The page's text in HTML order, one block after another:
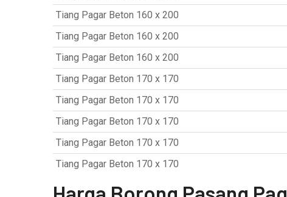
Tiang Pagar Beton 160 x 200
Tiang Pagar Beton 160 x 200
Tiang Pagar Beton 160 x 200
Tiang Pagar Beton 170 x 170
Tiang Pagar Beton 170 x 170
Tiang Pagar Beton 170 x 170
Tiang Pagar Beton 170 x 170
Tiang Pagar Beton 170 x 170